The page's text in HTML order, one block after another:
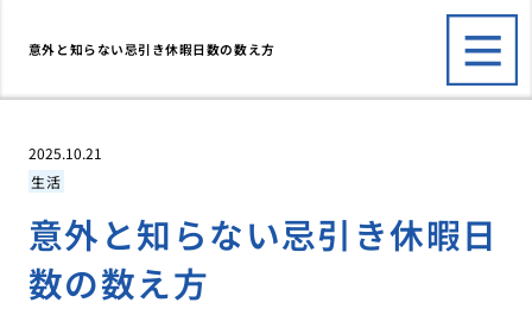
意外と知らない忌引き休暇日数の数え方
2025.10.21
生活
意外と知らない忌引き休暇日
数の数え方